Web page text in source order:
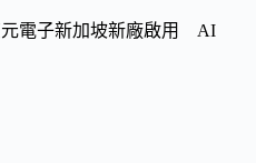
電子新加坡新廠啟用 AI